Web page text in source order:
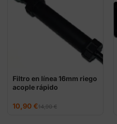
Filtro en línea 16mm riego
acople rápido
14,90€
El
precio
10,90 €
El
precio